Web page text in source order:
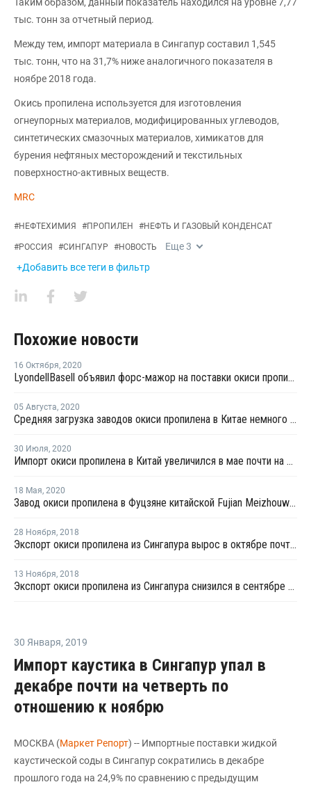
тыс. тонн за отчетный период.
Между тем, импорт материала в Сингапур составил 1,545
тыс. тонн, что на 31,7% ниже аналогичного показателя в
ноябре 2018 года.
Окись пропилена используется для изготовления
огнеупорных материалов, модифицированных углеводов,
синтетических смазочных материалов, химикатов для
бурения нефтяных месторождений и текстильных
поверхностно-активных веществ.
MRC
#НЕФТЕХИМИЯ #ПРОПИЛЕН #НЕФТЬ И ГАЗОВЫЙ КОНДЕНСАТ
#РОССИЯ #СИНГАПУР #НОВОСТЬ Еще3
+Добавить все теги в фильтр
Похожие новости
16 Октября, 2020
LyondellBasell объявил форс-мажор на поставки окиси пропилена с заводов в Техасе
05 Августа, 2020
Средняя загрузка заводов окиси пропилена в Китае немного снизилась на четвертой неделе июля
30 Июля, 2020
Импорт окиси пропилена в Китай увеличился в мае почти на 4%
18 Мая, 2020
Завод окиси пропилена в Фуцзяне китайской Fujian Meizhouwan загружен на 50%
28 Ноября, 2018
Экспорт окиси пропилена из Сингапура вырос в октябре почти на 73%
13 Ноября, 2018
Экспорт окиси пропилена из Сингапура снизился в сентябре на 40,2%
30 Января, 2019
Импорт каустика в Сингапур упал в
декабре почти на четверть по
отношению к ноябрю
МОСКВА (Маркет Репорт) -- Импортные поставки жидкой
каустической соды в Сингапур сократились в декабре
прошлого года на 24,9% по сравнению с предыдущим